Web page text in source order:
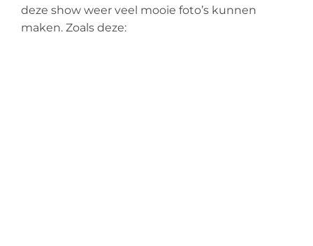
deze show weer veel mooie foto’s kunnen
maken. Zoals deze: